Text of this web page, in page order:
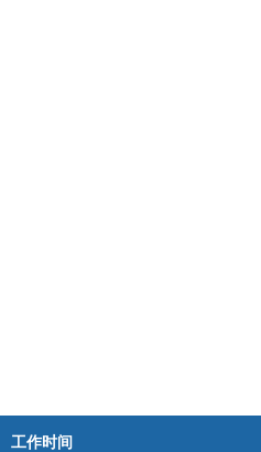
工作时间